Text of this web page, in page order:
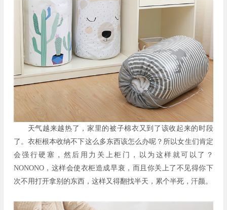
天气越来越热了，家里的被子棉衣又到了该收起来的时段
了。衣柜根本收纳不下这么多东西该怎么办呢？所以女生们肯定
会强行硬塞，然后用力关上柜门，以为这样就可以了？
NONONO，这样会使衣柜造成早衰，而且你关上了不见得你下
次不用打开拿别的东西，这样又得翻找半天，累个半死，汗颜。